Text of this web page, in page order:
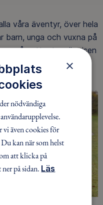
våra äventyr, över hela
barn, unga och vuxna på
på vattnet, snön, isen
×
nödvändiga
vi även cookies för
kan när som helst
att klicka på
på sidan. Läs